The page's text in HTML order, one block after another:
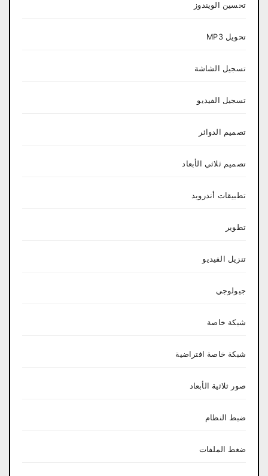
تحسين الويندوز
تحويل MP3
تسجيل الشاشة
تسجيل الفيديو
تصميم الدوائر
تصميم ثلاثي الأبعاد
تطبيقات أندرويد
تطوير
تنزيل الفيديو
جيولوجي
شبكة خاصة
شبكة خاصة افتراضية
صور ثلاثية الأبعاد
ضبط النظام
ضغط الملفات